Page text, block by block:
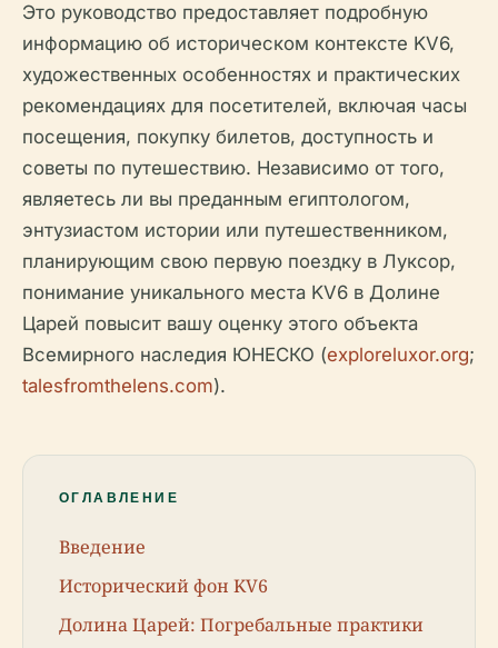
Это руководство предоставляет подробную
информацию об историческом контексте KV6,
художественных особенностях и практических
рекомендациях для посетителей, включая часы
посещения, покупку билетов, доступность и
советы по путешествию. Независимо от того,
являетесь ли вы преданным египтологом,
энтузиастом истории или путешественником,
планирующим свою первую поездку в Луксор,
понимание уникального места KV6 в Долине
Царей повысит вашу оценку этого объекта
Всемирного наследия ЮНЕСКО (exploreluxor.org;
talesfromthelens.com).
ОГЛАВЛЕНИЕ
Введение
Исторический фон KV6
Долина Царей: Погребальные практики